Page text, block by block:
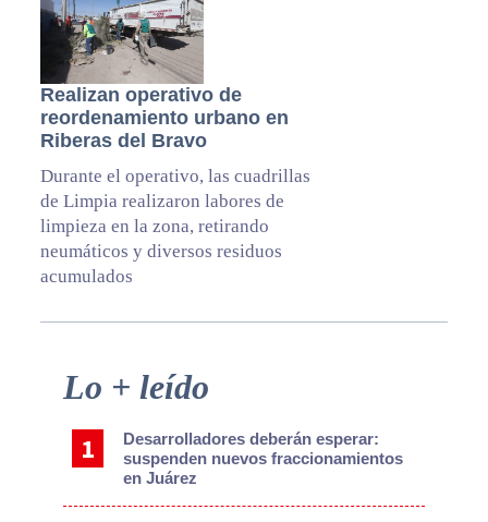
Realizan operativo de
reordenamiento urbano en
Riberas del Bravo
Durante el operativo, las cuadrillas
de Limpia realizaron labores de
limpieza en la zona, retirando
neumáticos y diversos residuos
acumulados
Primary
Sidebar
Lo + leído
Desarrolladores deberán esperar:
suspenden nuevos fraccionamientos
en Juárez